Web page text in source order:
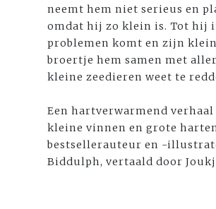
neemt hem niet serieus en
omdat hij zo klein is. Tot hij
problemen komt en zijn
broertje hem samen met
kleine zeedieren weet te
Een hartverwarmend verhaal
kleine vinnen en grote
bestsellerauteur en -
Biddulph, vertaald door